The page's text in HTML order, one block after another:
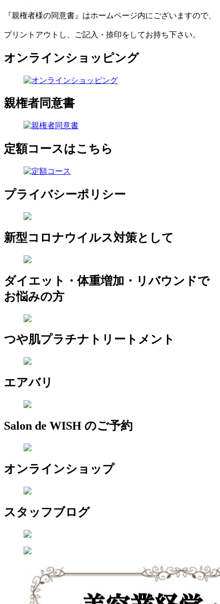
『親権者様の同意書』はホームページ内にございますので、
プリントアウトし、ご記入・捺印をしてお持ち下さい。
オンラインショッピング
親権者同意書
定額コースはこちら
プライバシーポリシー
新型コロナウイルス対策として
ダイエット・体重増加・リバウンドで
お悩みの方
つや肌プラチナトリートメント
エアバリ
Salon de WISH のご予約
オンラインショップ
スタッフブログ